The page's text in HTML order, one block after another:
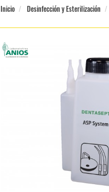
Inicio
Desinfección y Esterilización